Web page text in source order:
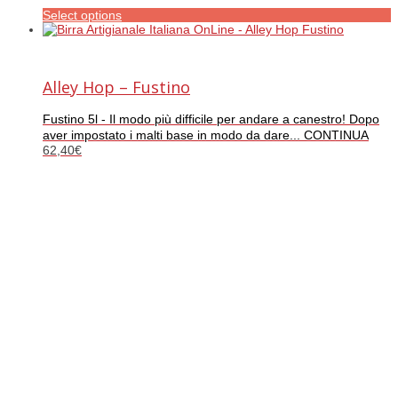
Select options
Alley Hop – Fustino
Fustino 5l - Il modo più difficile per andare a canestro! Dopo
aver impostato i malti base in modo da dare... CONTINUA
62,40€